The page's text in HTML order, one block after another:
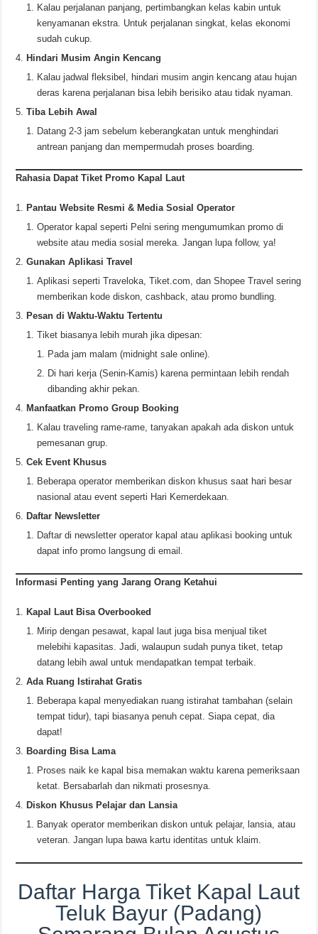
Kalau perjalanan panjang, pertimbangkan kelas kabin untuk
kenyamanan ekstra. Untuk perjalanan singkat, kelas ekonomi
sudah cukup.
Hindari Musim Angin Kencang
Kalau jadwal fleksibel, hindari musim angin kencang atau hujan
deras karena perjalanan bisa lebih berisiko atau tidak nyaman.
Tiba Lebih Awal
Datang 2-3 jam sebelum keberangkatan untuk menghindari
antrean panjang dan mempermudah proses boarding.
Rahasia Dapat Tiket Promo Kapal Laut
Pantau Website Resmi & Media Sosial Operator
Operator kapal seperti Pelni sering mengumumkan promo di
website atau media sosial mereka. Jangan lupa follow, ya!
Gunakan Aplikasi Travel
Aplikasi seperti Traveloka, Tiket.com, dan Shopee Travel sering
memberikan kode diskon, cashback, atau promo bundling.
Pesan di Waktu-Waktu Tertentu
Tiket biasanya lebih murah jika dipesan:
Pada jam malam (midnight sale online).
Di hari kerja (Senin-Kamis) karena permintaan lebih rendah
dibanding akhir pekan.
Manfaatkan Promo Group Booking
Kalau traveling rame-rame, tanyakan apakah ada diskon untuk
pemesanan grup.
Cek Event Khusus
Beberapa operator memberikan diskon khusus saat hari besar
nasional atau event seperti Hari Kemerdekaan.
Daftar Newsletter
Daftar di newsletter operator kapal atau aplikasi booking untuk
dapat info promo langsung di email.
Informasi Penting yang Jarang Orang Ketahui
Kapal Laut Bisa Overbooked
Mirip dengan pesawat, kapal laut juga bisa menjual tiket
melebihi kapasitas. Jadi, walaupun sudah punya tiket, tetap
datang lebih awal untuk mendapatkan tempat terbaik.
Ada Ruang Istirahat Gratis
Beberapa kapal menyediakan ruang istirahat tambahan (selain
tempat tidur), tapi biasanya penuh cepat. Siapa cepat, dia
dapat!
Boarding Bisa Lama
Proses naik ke kapal bisa memakan waktu karena pemeriksaan
ketat. Bersabarlah dan nikmati prosesnya.
Diskon Khusus Pelajar dan Lansia
Banyak operator memberikan diskon untuk pelajar, lansia, atau
veteran. Jangan lupa bawa kartu identitas untuk klaim.
Daftar Harga Tiket Kapal Laut
Teluk Bayur (Padang)